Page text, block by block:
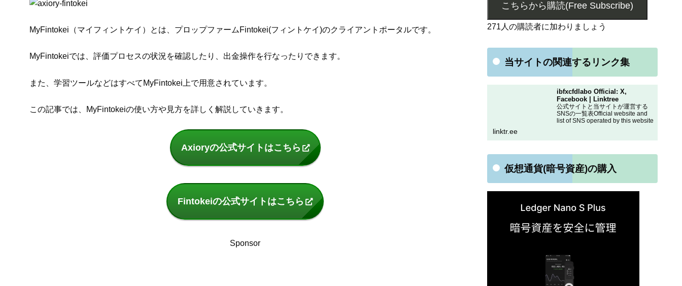
MyFintokei（マイフィントケイ）とは、プロップファームFintokei(フィントケイ)のクライアントポータルです。
MyFintokeiでは、評価プロセスの状況を確認したり、出金操作を行なったりできます。
また、学習ツールなどはすべてMyFintokei上で用意されています。
この記事では、MyFintokeiの使い方や見方を詳しく解説していきます。
Axioryの公式サイトはこちら
Fintokeiの公式サイトはこちら
Sponsor
こちらから購読(Free Subscribe)
271人の購読者に加わりましょう
当サイトの関連するリンク集
ibfxcfdlabo Official: X,
Facebook | Linktree
公式サイトと当サイトが運営する
SNSの一覧表Official website and
list of SNS operated by this website
linktr.ee
仮想通貨(暗号資産)の購入